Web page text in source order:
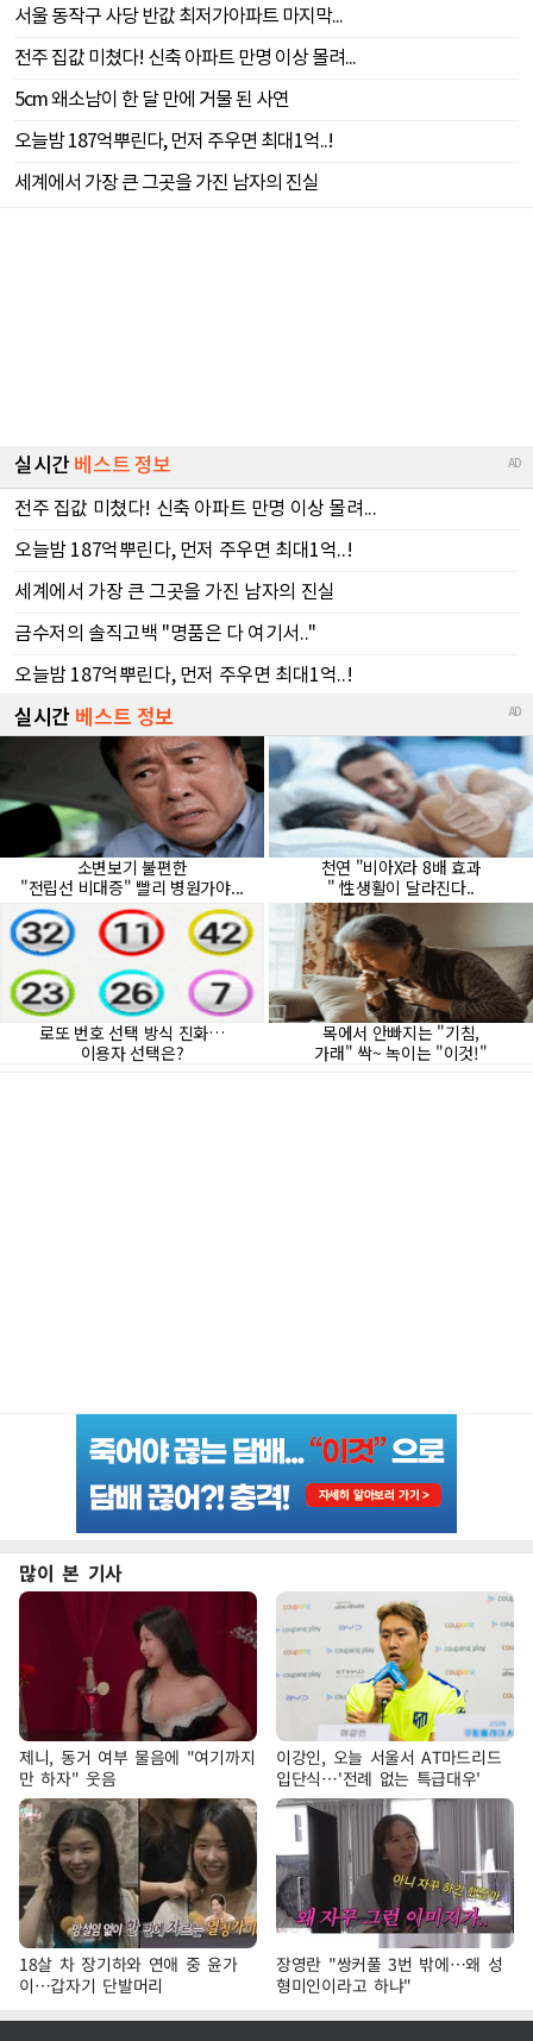
많이 본 기사
제니, 동거 여부 물음에 "여기까지
만 하자" 웃음
이강인, 오늘 서울서 AT마드리드
입단식…'전례 없는 특급대우'
18살 차 장기하와 연애 중 윤가
이…갑자기 단발머리
장영란 "쌍커풀 3번 밖에…왜 성
형미인이라고 하냐"